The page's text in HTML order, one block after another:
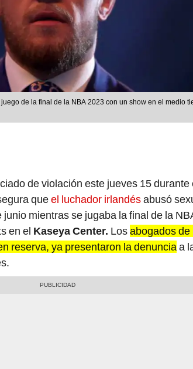
de la final de la NBA 2023 con un show en el medio
de violación este jueves 15 durante
queel luchador irlandésabusó
mientras se jugaba la final de la
en el Kaseya Center. Losabogados de
reserva, ya presentaron la denunciaa